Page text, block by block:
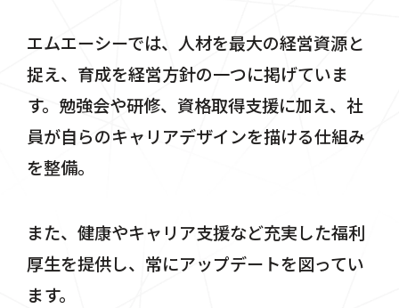
エムエーシーでは、人材を最大の経営資源と
捉え、育成を経営方針の一つに掲げていま
す。勉強会や研修、資格取得支援に加え、社
員が自らのキャリアデザインを描ける仕組み
を整備。
また、健康やキャリア支援など充実した福利
厚生を提供し、常にアップデートを図ってい
ます。